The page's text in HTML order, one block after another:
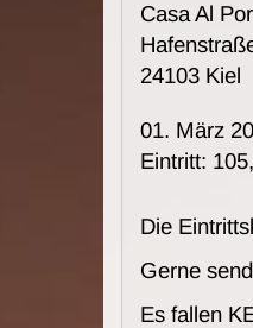
Casa Al
24103 Kiel
01. März
Eintritt:
Die
Gerne
Es fallen